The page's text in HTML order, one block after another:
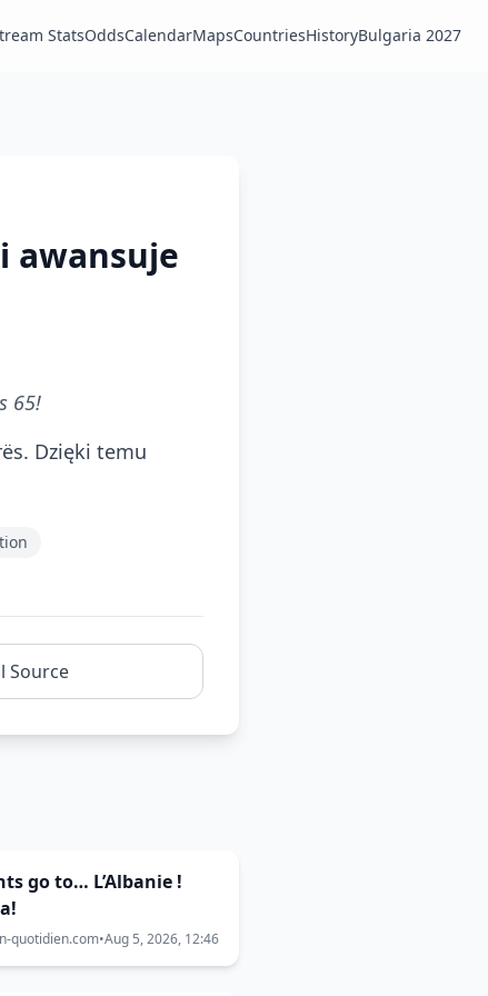
StatsOddsCalendarMapsCountriesHistoryBulgaria 2027
awansuje
65!
Dzięki temu
Source
go to… L’Albanie !
quotidien.com•Aug 5, 2026, 12:46